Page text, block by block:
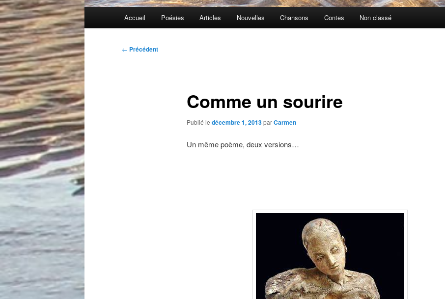
Accueil Poésies Articles Nouvelles Chansons Contes Non classé
Navigation
← Précédent
Comme un sourire
Publié le décembre 1, 2013parCarmen
Un même poème, deux versions…